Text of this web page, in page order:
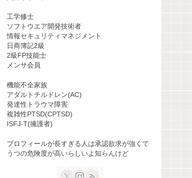
工学修士
ソフトウエア開発技術者
情報セキュリティマネジメント
日商簿記2級
2級FP技能士
メンサ会員
機能不全家族
アダルトチルドレン(AC)
発達性トラウマ障害
複雑性PTSD(CPTSD)
ISFJ-T(擁護者)
プロフィールが長すぎる人は承認欲求が強くて
うつの危険度が高いらしいよ知らんけど